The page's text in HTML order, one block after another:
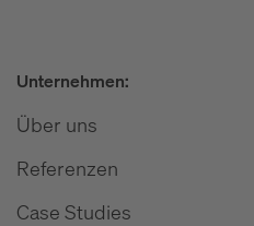
Unternehmen:
Über uns
Referenzen
Case Studies